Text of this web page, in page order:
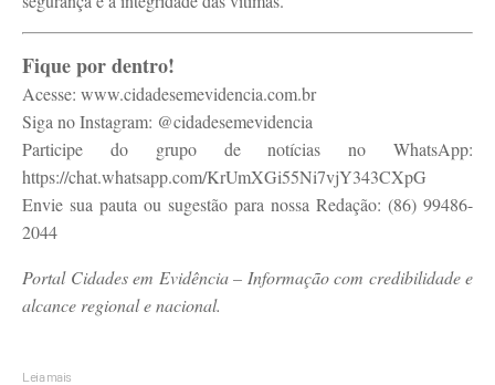
Fique por dentro!
Acesse: www.cidadesemevidencia.com.br
Siga no Instagram: @cidadesemevidencia
Participe do grupo de notícias no WhatsApp:
https://chat.whatsapp.com/KrUmXGi55Ni7vjY343CXpG
Envie sua pauta ou sugestão para nossa Redação: (86) 99486-
2044
Portal Cidades em Evidência – Informação com credibilidade e
alcance regional e nacional.
Leia mais